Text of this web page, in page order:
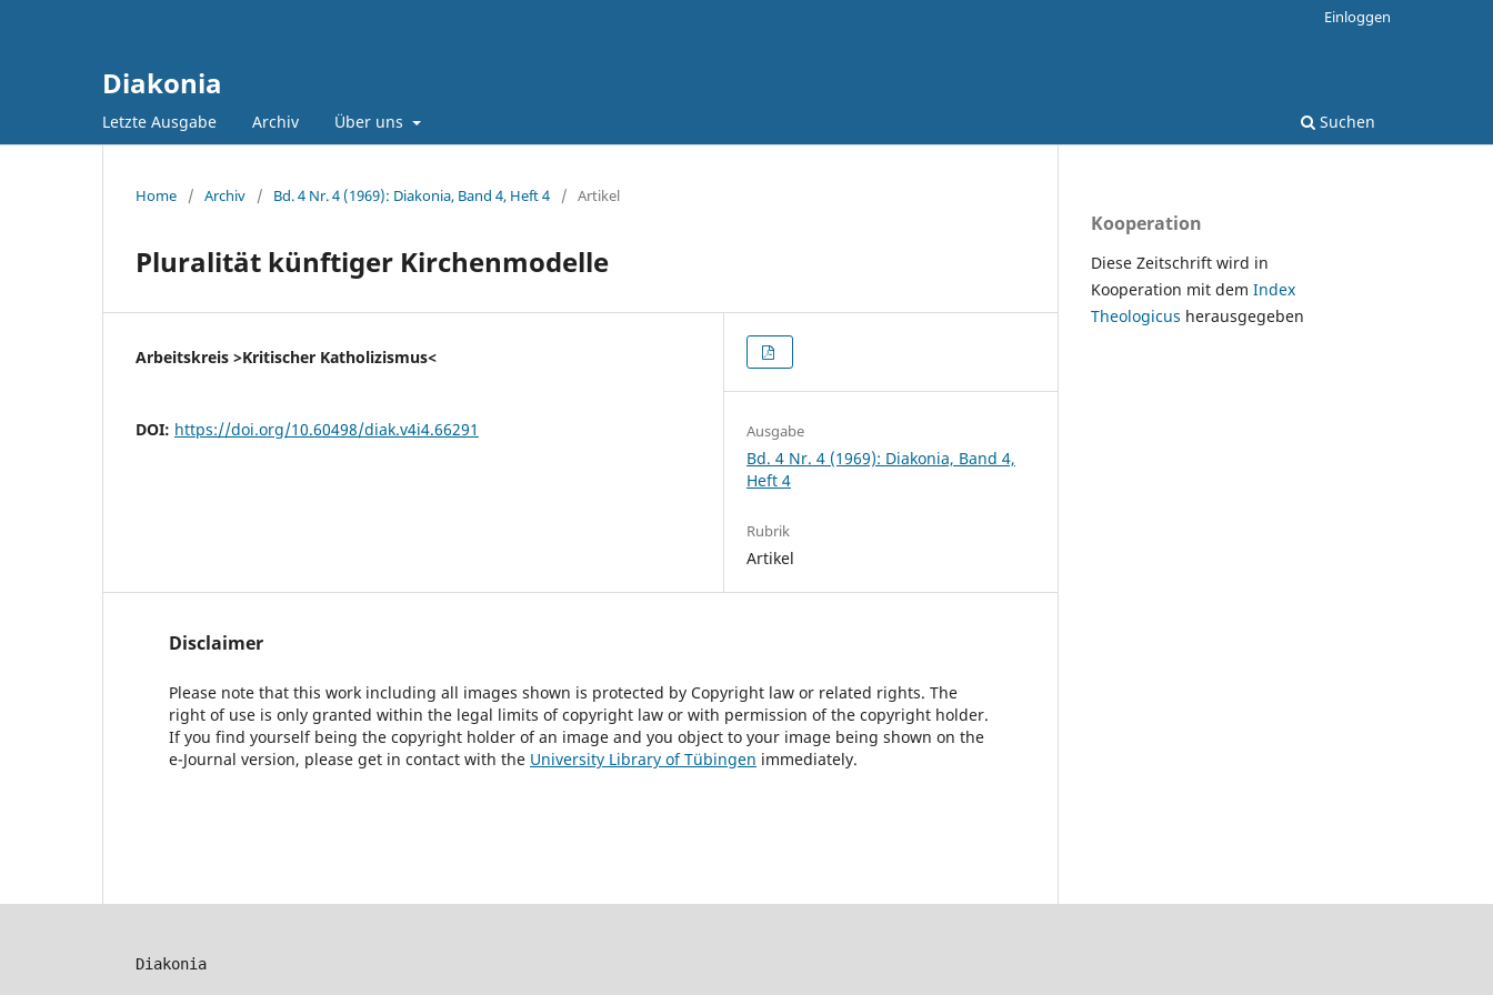
Diakonia
Letzte Ausgabe Archiv Über uns Suchen
Einloggen
Home / Archiv / Bd. 4 Nr. 4 (1969): Diakonia, Band 4, Heft 4 / Artikel
Pluralität künftiger Kirchenmodelle
Arbeitskreis >Kritischer Katholizismus<
DOI: https://doi.org/10.60498/diak.v4i4.66291 Ausgabe
Bd. 4 Nr. 4 (1969): Diakonia, Band 4,
Heft 4
Rubrik
Artikel
Disclaimer
Please note that this work including all images shown is protected by Copyright law or related rights. The
right of use is only granted within the legal limits of copyright law or with permission of the copyright holder.
If you find yourself being the copyright holder of an image and you object to your image being shown on the
e-Journal version, please get in contact with the University Library of Tübingen immediately.
Kooperation
Diese Zeitschrift wird in
Kooperation mit dem Index
Theologicus herausgegeben
Diakonia